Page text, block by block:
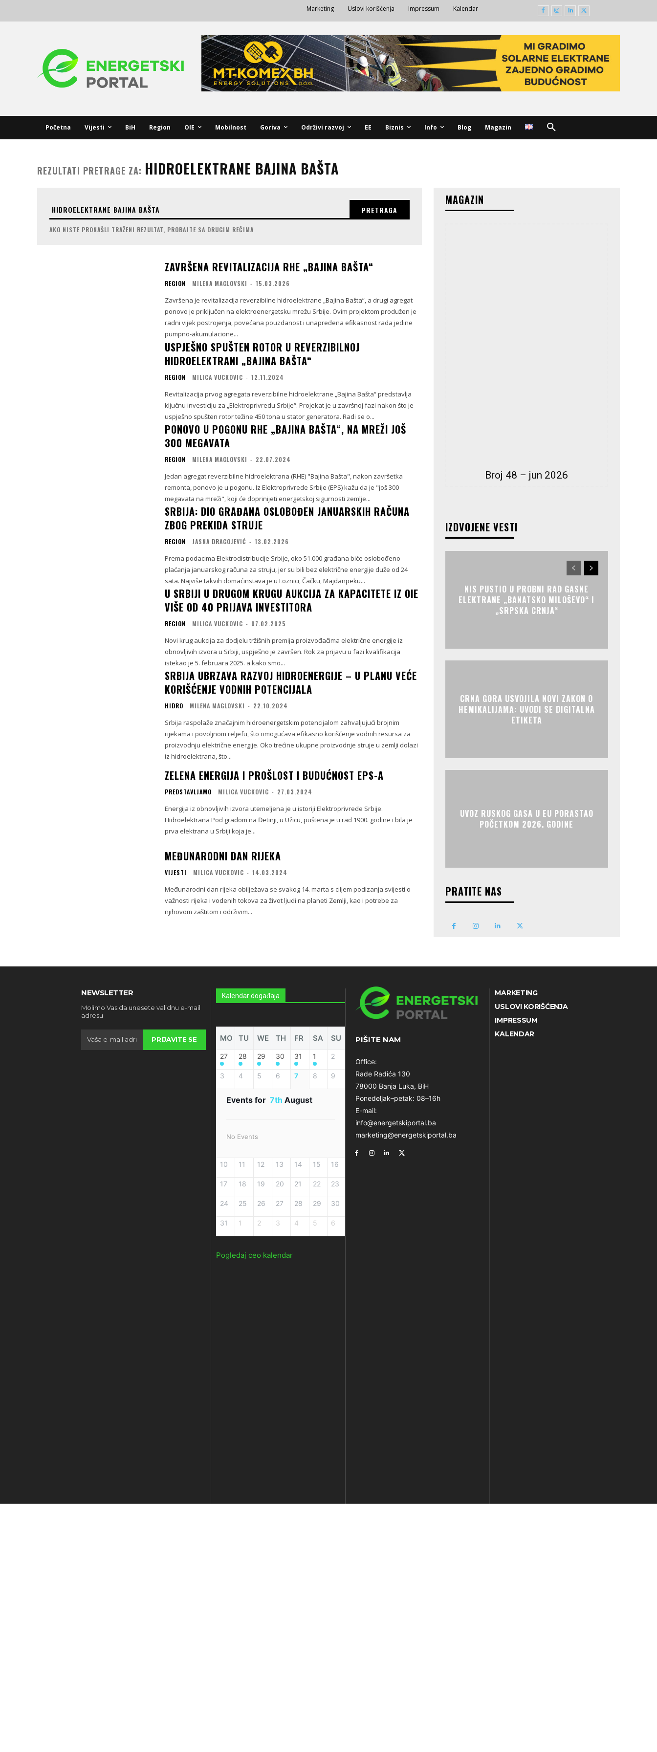
Marketing Uslovi korišćenja Impressum Kalendar
Početna Vijesti BiH Region OIE Mobilnost Goriva Održivi razvoj EE Biznis Info Blog Magazin
REZULTATI PRETRAGE ZA: HIDROELEKTRANE BAJINA BAŠTA
PRETRAGA
AKO NISTE PRONAŠLI TRAŽENI REZULTAT, PROBAJTE SA DRUGIM REČIMA
ZAVRŠENA REVITALIZACIJA RHE „BAJINA BAŠTA“
REGION MILENA MAGLOVSKI - 15.03.2026
Završena je revitalizacija reverzibilne hidroelektrane „Bajina Bašta”, a drugi agregat
ponovo je priključen na elektroenergetsku mrežu Srbije. Ovim projektom produžen je
radni vijek postrojenja, povećana pouzdanost i unapređena efikasnost rada jedine
pumpno-akumulacione...
USPJEŠNO SPUŠTEN ROTOR U REVERZIBILNOJ
HIDROELEKTRANI „BAJINA BAŠTA“
REGION MILICA VUCKOVIC - 12.11.2024
Revitalizacija prvog agregata reverzibilne hidroelektrane „Bajina Bašta“ predstavlja
ključnu investiciju za „Elektroprivredu Srbije“. Projekat je u završnoj fazi nakon što je
uspješno spušten rotor težine 450 tona u stator generatora. Radi se o...
PONOVO U POGONU RHE „BAJINA BAŠTA“, NA MREŽI JOŠ
300 MEGAVATA
REGION MILENA MAGLOVSKI - 22.07.2024
Jedan agregat reverzibilne hidroelektrana (RHE) "Bajina Bašta", nakon završetka
remonta, ponovo je u pogonu. Iz Elektroprivrede Srbije (EPS) kažu da je "još 300
megavata na mreži", koji će doprinijeti energetskoj sigurnosti zemlje...
SRBIJA: DIO GRAĐANA OSLOBOĐEN JANUARSKIH RAČUNA
ZBOG PREKIDA STRUJE
REGION JASNA DRAGOJEVIĆ - 13.02.2026
Prema podacima Elektrodistribucije Srbije, oko 51.000 građana biće oslobođeno
plaćanja januarskog računa za struju, jer su bili bez električne energije duže od 24
sata. Najviše takvih domaćinstava je u Loznici, Čačku, Majdanpeku...
U SRBIJI U DRUGOM KRUGU AUKCIJA ZA KAPACITETE IZ OIE
VIŠE OD 40 PRIJAVA INVESTITORA
REGION MILICA VUCKOVIC - 07.02.2025
Novi krug aukcija za dodjelu tržišnih premija proizvođačima električne energije iz
obnovljivih izvora u Srbiji, uspješno je završen. Rok za prijavu u fazi kvalifikacija
istekao je 5. februara 2025. a kako smo...
SRBIJA UBRZAVA RAZVOJ HIDROENERGIJE – U PLANU VEĆE
KORIŠĆENJE VODNIH POTENCIJALA
HIDRO MILENA MAGLOVSKI - 22.10.2024
Srbija raspolaže značajnim hidroenergetskim potencijalom zahvaljujući brojnim
rijekama i povoljnom reljefu, što omogućava efikasno korišćenje vodnih resursa za
proizvodnju električne energije. Oko trećine ukupne proizvodnje struje u zemlji dolazi
iz hidroelektrana, što...
ZELENA ENERGIJA I PROŠLOST I BUDUĆNOST EPS-A
PREDSTAVLJAMO MILICA VUCKOVIC - 27.03.2024
Energija iz obnovljivih izvora utemeljena je u istoriji Elektroprivrede Srbije.
Hidroelektrana Pod gradom na Đetinji, u Užicu, puštena je u rad 1900. godine i bila je
prva elektrana u Srbiji koja je...
MEĐUNARODNI DAN RIJEKA
VIJESTI MILICA VUCKOVIC - 14.03.2024
Međunarodni dan rijeka obilježava se svakog 14. marta s ciljem podizanja svijesti o
važnosti rijeka i vodenih tokova za život ljudi na planeti Zemlji, kao i potrebe za
njihovom zaštitom i održivim...
MAGAZIN
Broj 48 – jun 2026
IZDVOJENE VESTI
NIS PUSTIO U PROBNI RAD GASNE
ELEKTRANE „BANATSKO MILOŠEVO“ I
„SRPSKA CRNJA“
CRNA GORA USVOJILA NOVI ZAKON O
HEMIKALIJAMA: UVODI SE DIGITALNA
ETIKETA
UVOZ RUSKOG GASA U EU PORASTAO
POČETKOM 2026. GODINE
PRATITE NAS
NEWSLETTER
Molimo Vas da unesete validnu e-mail
adresu
PRIJAVITE SE
Kalendar događaja
MO TU WE TH FR SA SU
27 28 29 30 31 1 2
3 4 5 6 7 8 9
Events for 7th August
No Events
10 11 12 13 14 15 16
17 18 19 20 21 22 23
24 25 26 27 28 29 30
31 1 2 3 4 5 6
Pogledaj ceo kalendar
PIŠITE NAM
Office:
Rade Radića 130
78000 Banja Luka, BiH
Ponedeljak–petak: 08–16h
E-mail:
info@energetskiportal.ba
marketing@energetskiportal.ba
MARKETING
USLOVI KORIŠĆENJA
IMPRESSUM
KALENDAR